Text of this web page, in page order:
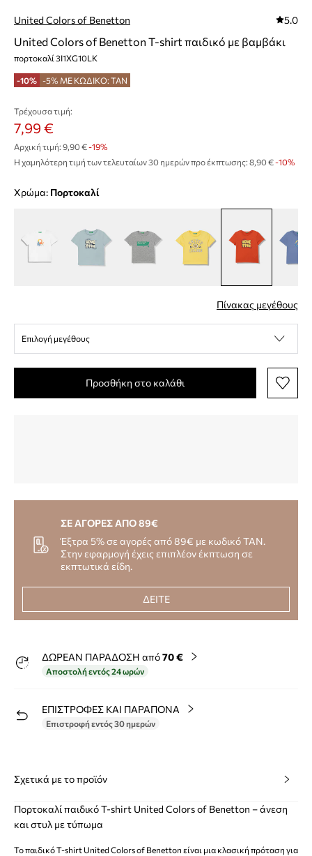
United Colors of Benetton 5.0
United Colors of Benetton T-shirt παιδικό με βαμβάκι
πορτοκαλί 3I1XG10LK
-10% -5% ΜΕ ΚΩΔΙΚΟ: TAN
Τρέχουσα τιμή:
7,99 €
Αρχική τιμή: 9,90 €-19%
Η χαμηλότερη τιμή των τελευταίων 30 ημερών προ έκπτωσης: 8,90 € -10%
Χρώμα: πορτοκαλί
Πίνακας μεγέθους
Επιλογή μεγέθους
Προσθήκη στο καλάθι
ΣΕ ΑΓΟΡΕΣ ΑΠΟ 89€
Έξτρα 5% σε αγορές από 89€ με κωδικό TAN.
Στην εφαρμογή έχεις επιπλέον έκπτωση σε
εκπτωτικά είδη.
ΔΕΙΤΕ
ΔΩΡΕΑΝ ΠΑΡΑΔΟΣΗ από70 €
Αποστολή εντός 24 ωρών
ΕΠΙΣΤΡΟΦΕΣ ΚΑΙ ΠΑΡΑΠΟΝΑ
Επιστροφή εντός 30 ημερών
Σχετικά με το προϊόν
Πορτοκαλί παιδικό T-shirt United Colors of Benetton – άνεση
και στυλ με τύπωμα
Το παιδικό T-shirt United Colors of Benetton είναι μια κλασική πρόταση για